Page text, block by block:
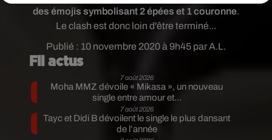
Publié : 10 novembre 2020 à 9h45 par A.L.
des émojis symbolisant 2 épées et 1 couronne.
Le clash est donc loin d'être terminé...
Fil actus
7 août 2026
Moha MMZ dévoile « Mikasa », un nouveau
single entre amour et...
7 août 2026
Tayc et Didi B dévoilent le single le plus dansant
de l’année